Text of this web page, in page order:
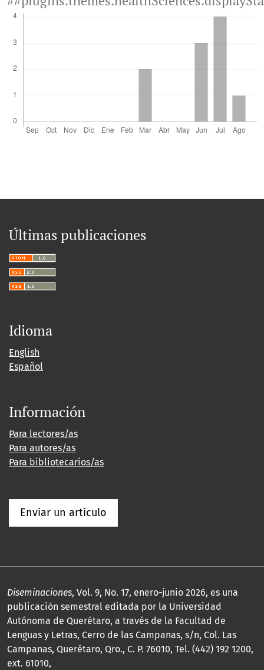
Últimas publicaciones
Idioma
English
Español
Información
Para lectores/as
Para autores/as
Para bibliotecarios/as
Enviar un artículo
Diseminaciones, Vol. 9, No. 17, enero-junio 2026, es una
publicación semestral editada por la Universidad
Autónoma de Querétaro, a través de la Facultad de
Lenguas y Letras, Cerro de las Campanas, s/n, Col. Las
Campanas, Querétaro, Qro., C. P. 76010, Tel. (442) 192 1200,
ext. 61010,